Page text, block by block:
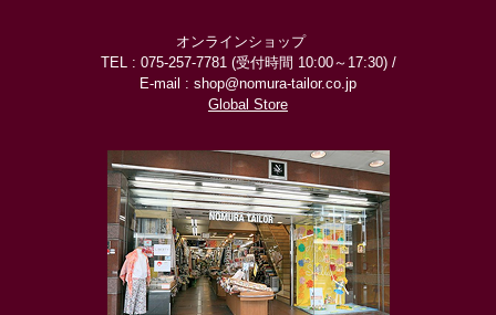
オンラインショップ
TEL : 075-257-7781 (受付時間 10:00～17:30) /
E-mail : shop@nomura-tailor.co.jp
Global Store